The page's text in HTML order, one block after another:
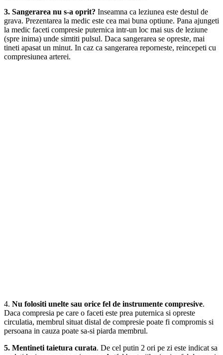
3. Sangerarea nu s-a oprit? Inseamna ca leziunea este destul de
grava. Prezentarea la medic este cea mai buna optiune. Pana ajungeti
la medic faceti compresie puternica intr-un loc mai sus de leziune
(spre inima) unde simtiti pulsul. Daca sangerarea se opreste, mai
tineti apasat un minut. In caz ca sangerarea reporneste, reincepeti cu
compresiunea arterei.
4. Nu folositi unelte sau orice fel de instrumente compresive.
Daca compresia pe care o faceti este prea puternica si opreste
circulatia, membrul situat distal de compresie poate fi compromis si
persoana in cauza poate sa-si piarda membrul.
5. Mentineti taietura curata. De cel putin 2 ori pe zi este indicat sa